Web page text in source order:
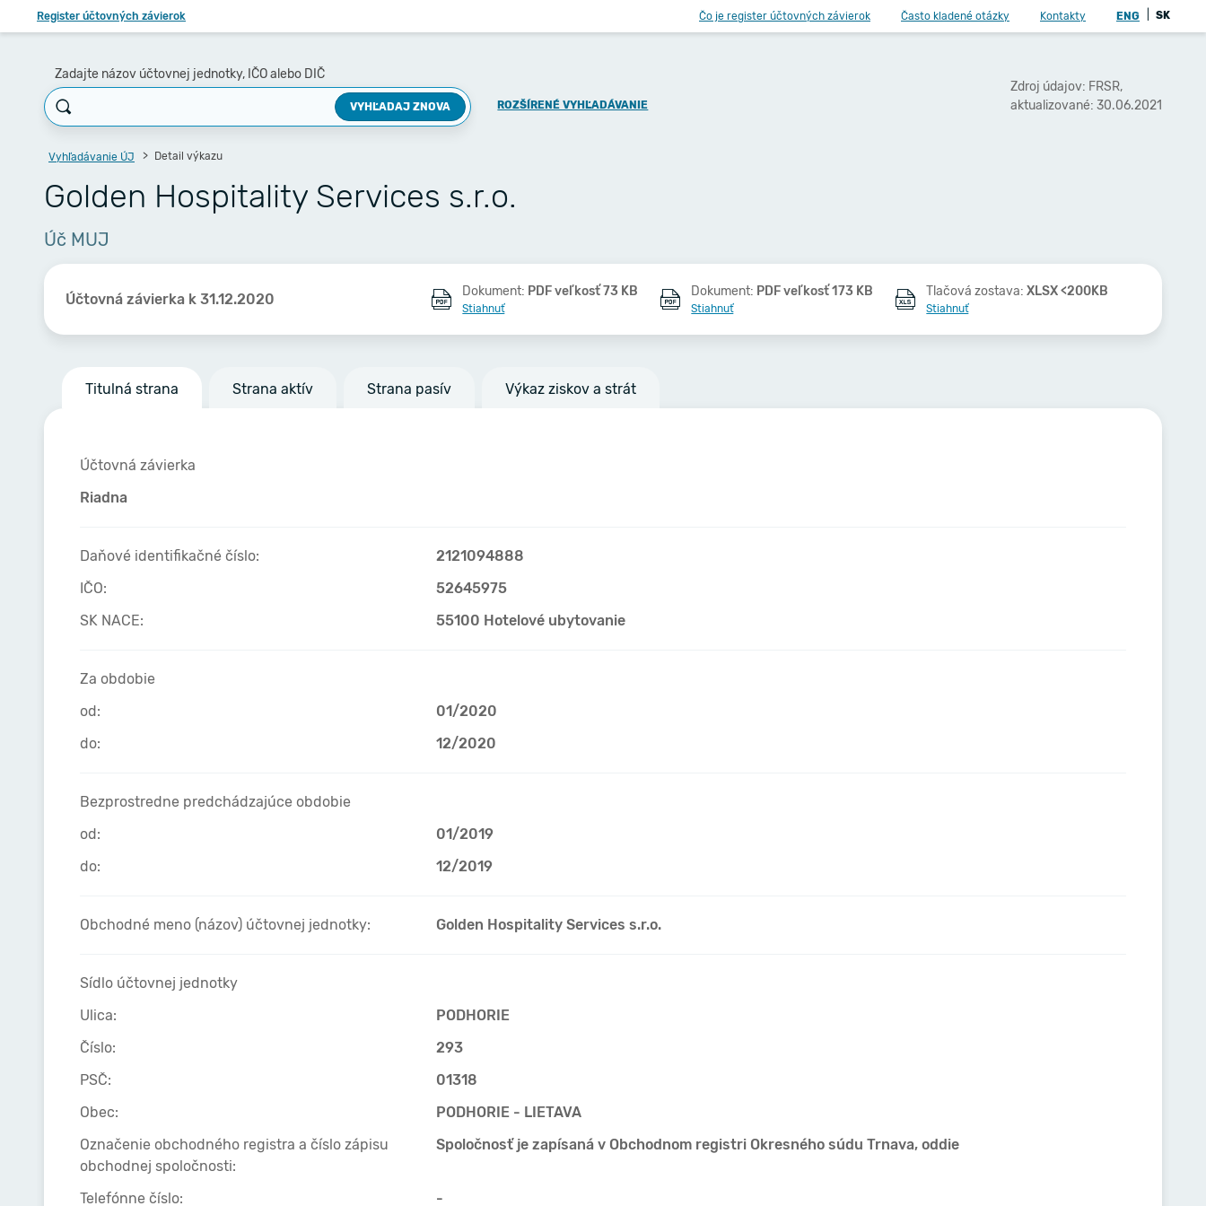
Register účtovných závierok Čo je register účtovných závierok Často kladené otázky Kontakty ENG SK
Zadajte názov účtovnej jednotky, IČO alebo DIČ
VYHĽADAJ ZNOVA ROZŠÍRENÉ VYHĽADÁVANIE
Zdroj údajov: FRSR,
aktualizované: 30.06.2021
Vyhľadávanie ÚJ Detail výkazu
Golden Hospitality Services s.r.o.
Úč MUJ
Účtovná závierka k 31.12.2020 Dokument: PDF veľkosť 73 KB
Stiahnuť
Dokument: PDF veľkosť 173 KB
Stiahnuť
Tlačová zostava:XLSX <200KB
Stiahnuť
Titulná strana Strana aktív Strana pasív Výkaz ziskov a strát
Účtovná závierka
Riadna
Daňové identifikačné číslo:
2121094888
IČO:
52645975
SK NACE:
55100 Hotelové ubytovanie
Za obdobie
od:
01/2020
do:
12/2020
Bezprostredne predchádzajúce obdobie
od:
01/2019
do:
12/2019
Obchodné meno (názov) účtovnej jednotky: Golden Hospitality Services s.r.o.
Sídlo účtovnej jednotky
Ulica:
PODHORIE
Číslo:
293
PSČ:
01318
Obec:
PODHORIE - LIETAVA
Označenie obchodného registra a číslo zápisu
obchodnej spoločnosti:
Spoločnosť je zapísaná v Obchodnom registri Okresného súdu Trnava, oddie
Telefónne číslo: -